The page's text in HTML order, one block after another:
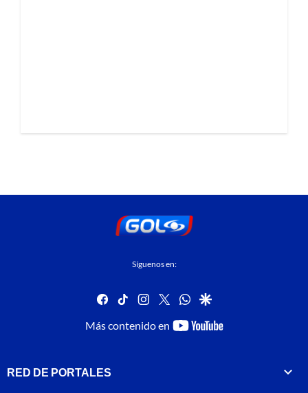
Síguenos en:
facebook
tiktok instagram
twitterwhatsapp
google
Más contenido en
youtube-
RED DE PORTALES